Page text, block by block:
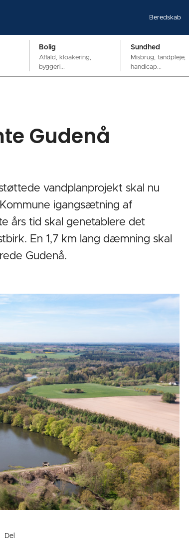
Beredskab
Bolig
Affald, kloakering,
byggeri...
Sundhed
Misbrug, tandpleje,
handicap...
Gudenå
vandplanprojekt skal nu
igangsætning af
års tid skal genetablere det
En 1,7 km lang dæmning skal
Gudenå.
Del